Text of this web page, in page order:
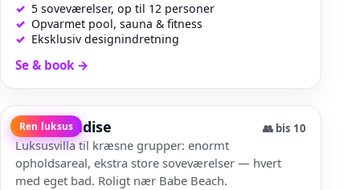
5 soveværelser, op til 12 personer
Opvarmet pool, sauna & fitness
Eksklusiv designindretning
Se & book→
Ren luksus
Villa Paradise 👥 bis 10
Luksusvilla til kræsne grupper: enormt
opholdsareal, ekstra store soveværelser — hvert
med eget bad. Roligt nær Babe Beach.